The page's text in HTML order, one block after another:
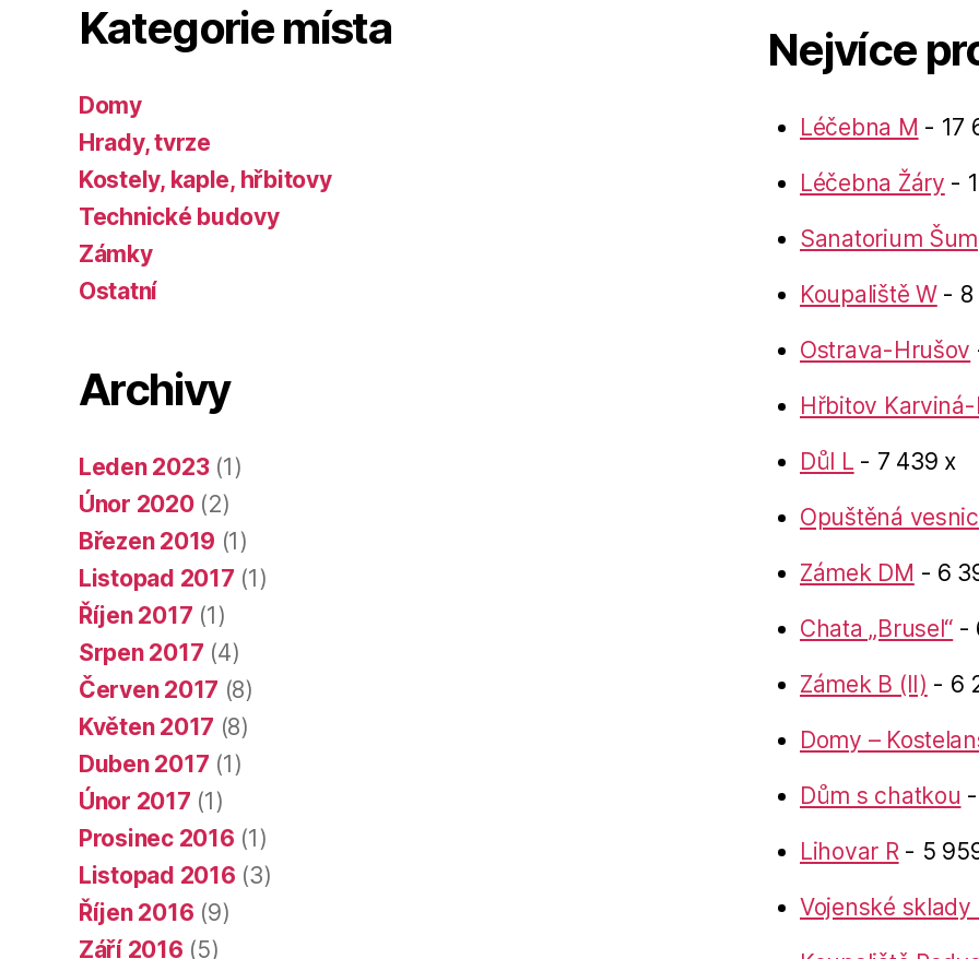
Kategorie místa
Domy
Hrady, tvrze
Kostely, kaple, hřbitovy
Technické budovy
Zámky
Ostatní
Archivy
Leden 2023(1)
Únor 2020(2)
Březen 2019 (1)
Listopad 2017 (1)
Říjen 2017 (1)
Srpen 2017 (4)
Červen 2017 (8)
Květen 2017 (8)
Duben 2017 (1)
Únor 2017 (1)
Prosinec 2016 (1)
Listopad 2016 (3)
Říjen 2016 (9)
Září 2016 (5)
Nejvíce
Léčebna M - 17
Léčebna Žáry -
Sanatorium
Koupaliště W- 8
Ostrava-Hrušov
Hřbitov
Důl L - 7 439 x
Opuštěná
Zámek DM - 6
Chata „Brusel“ -
Zámek B (II) - 6
Domy –
Dům s chatkou
Lihovar R- 5
Vojenské sklady